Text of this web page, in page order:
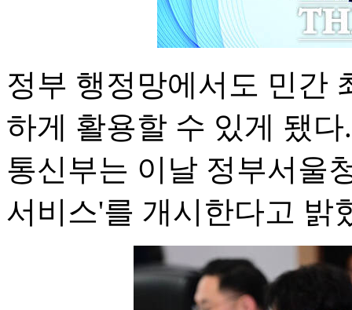
정부 행정망에서도 민간
하게 활용할 수 있게 됐
통신부는 이날 정부서울
서비스'를 개시한다고 밝